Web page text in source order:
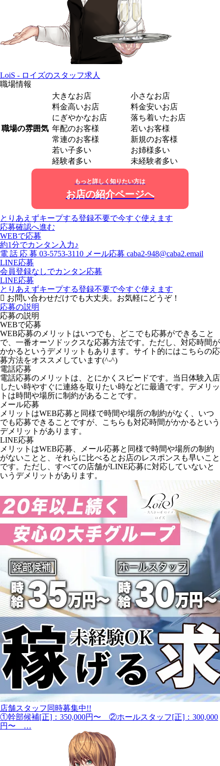
LoiS - ロイズのスタッフ求人
職場情報
職場の雰囲気
大きなお店
小さなお店
料金高いお店
料金安いお店
にぎやかなお店
落ち着いたお店
年配のお客様
若いお客様
常連のお客様
新規のお客様
若い子多い
お姉様多い
経験者多い
未経験者多い
もっと詳しく知りたい方は
お店の紹介ページへ
とりあえずキープする登録不要で今すぐ使えます
応募確認へ進む
WEBで応募
約1分でカンタン入力♪
電 話 応 募 03-5753-3110 メール応募 caba2-948@caba2.email
LINE応募
会員登録なしでカンタン応募
LINE応募
とりあえずキープする登録不要で今すぐ使えます
お問い合わせだけでも大丈夫。お気軽にどうぞ！
応募の説明
応募の説明
WEBで応募
WEB応募のメリットはいつでも、どこでも応募ができること
で、一番オーソドックスな応募方法です。ただし、対応時間が
かかるというデメリットもあります。サイト的にはこちらの応
募方法をオススメしています(^-^)
電話応募
電話応募のメリットは、とにかくスピードです。当日体験入店
したい時やすぐに連絡を取りたい時などに最適です。デメリッ
トは時間や場所に制約があることです。
メール応募
メリットはWEB応募と同様で時間や場所の制約がなく、いつ
でも応募できることですが、こちらも対応時間がかかるという
デメリットがあります。
LINE応募
メリットはWEB応募、メール応募と同様で時間や場所の制約
がないことと、それらに比べるとお店のレスポンスも早いこと
です。ただし、すべての店舗がLINE応募に対応していないと
いうデメリットがあります。
店舗スタッフ同時募集中!!
①幹部候補[正]：350,000円〜 ②ホールスタッフ[正]：300,000
円〜 …